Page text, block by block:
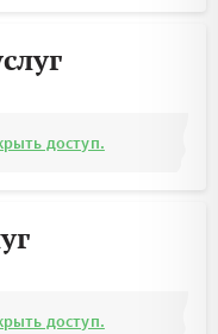
доступ.
доступ.